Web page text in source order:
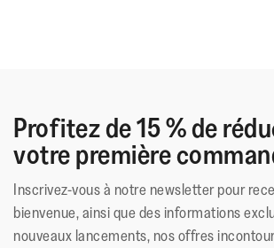
Profitez de 15 % de
votre première
Inscrivez-vous à notre newsletter pour
bienvenue, ainsi que des informations
nouveaux lancements, nos offres